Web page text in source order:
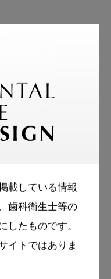
載している情報
歯科衛生士等の
したものです。
イトではありま
）